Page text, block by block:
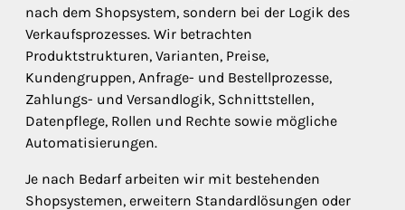
nach dem Shopsystem, sondern bei der Logik des
Verkaufsprozesses. Wir betrachten
Produktstrukturen, Varianten, Preise,
Kundengruppen, Anfrage- und Bestellprozesse,
Zahlungs- und Versandlogik, Schnittstellen,
Datenpflege, Rollen und Rechte sowie mögliche
Automatisierungen.
Je nach Bedarf arbeiten wir mit bestehenden
Shopsystemen, erweitern Standardlösungen oder